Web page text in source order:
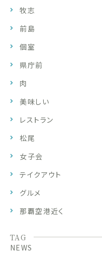
牧志
前島
個室
県庁前
肉
美味しい
レストラン
松尾
女子会
テイクアウト
グルメ
那覇空港近く
TAG
NEWS